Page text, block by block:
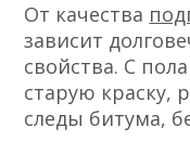
От качества
зависит
свойства. С
старую краску,
следы битума,